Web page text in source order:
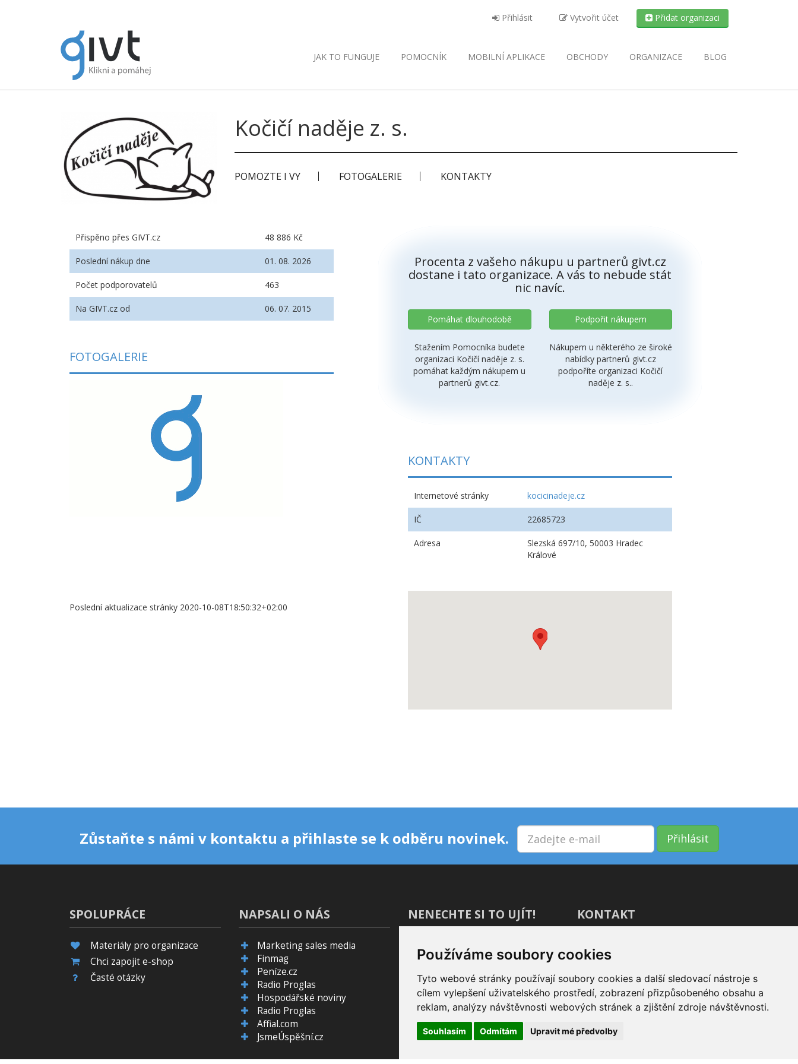
Používáme soubory cookies
Tyto webové stránky používají soubory cookies a další sledovací nástroje s
cílem vylepšení uživatelského prostředí, zobrazení přizpůsobeného obsahu a
reklam, analýzy návštěvnosti webových stránek a zjištění zdroje návštěvnosti.
Souhlasím Odmítám Upravit mé předvolby
Přihlásit Vytvořit účet Přidat organizaci
JAK TO FUNGUJE POMOCNÍK MOBILNÍ APLIKACE OBCHODY ORGANIZACE BLOG
Kočičí naděje z. s.
POMOZTE I VY FOTOGALERIE KONTAKTY
Přispěno přes GIVT.cz 48 886 Kč
Poslední nákup dne 01. 08. 2026
Počet podporovatelů 463
Na GIVT.cz od 06. 07. 2015
FOTOGALERIE
Poslední aktualizace stránky 2020-10-08T18:50:32+02:00
Procenta z vašeho nákupu u partnerů givt.cz
dostane i tato organizace. A vás to nebude stát
nic navíc.
Pomáhat dlouhodobě
Stažením Pomocníka budete
organizaci Kočičí naděje z. s.
pomáhat každým nákupem u
partnerů givt.cz.
Podpořit nákupem
Nákupem u některého ze široké
nabídky partnerů givt.cz
podpoříte organizaci Kočičí
naděje z. s..
KONTAKTY
Internetové stránky kocicinadeje.cz
IČ 22685723
Adresa
Slezská 697/10, 50003 Hradec
Králové
Zůstaňte s námi v kontaktu a přihlaste se k odběru novinek. Přihlásit
SPOLUPRÁCE
Materiály pro organizace
Chci zapojit e-shop
Časté otázky
NAPSALI O NÁS
Marketing sales media
Finmag
Peníze.cz
Radio Proglas
Hospodářské noviny
Radio Proglas
Affial.com
JsmeÚspěšní.cz
NENECHTE SI TO UJÍT!
Podcast Pijavice
Pomocník do prohlížeče
KONTAKT
GIVT.cz s. r. o., Dolní nám. 16,
779 00 Olomouc
IČ: 04071433
Jsme tu pro Vás od 9:00 do 17:00
(+420) 737 266 402
info@givt.cz